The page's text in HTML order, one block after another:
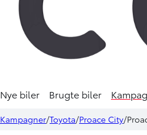
Nye biler Brugte biler
Kampagner Toyota Proace City